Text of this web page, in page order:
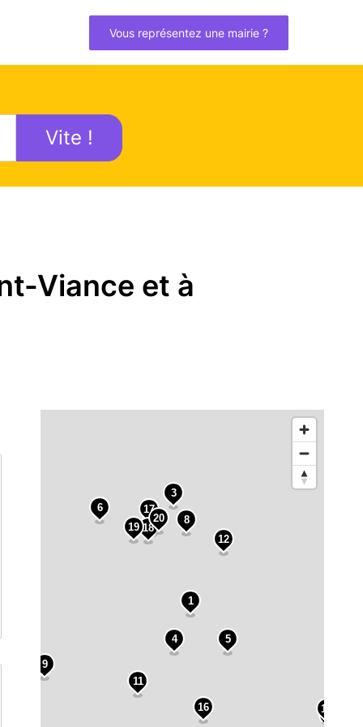
Vous représentez une mairie ?
Vite !
Viance et à
1
3
4 5
6
8
9
10
11
12
14
15
16
17
18
19
20